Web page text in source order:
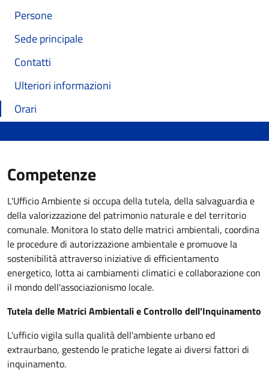
Persone
Sede principale
Contatti
Ulteriori informazioni
Orari
Competenze
L'Ufficio Ambiente si occupa della tutela, della salvaguardia e
della valorizzazione del patrimonio naturale e del territorio
comunale. Monitora lo stato delle matrici ambientali, coordina
le procedure di autorizzazione ambientale e promuove la
sostenibilità attraverso iniziative di efficientamento
energetico, lotta ai cambiamenti climatici e collaborazione con
il mondo dell'associazionismo locale.
Tutela delle Matrici Ambientali e Controllo dell'Inquinamento
L'ufficio vigila sulla qualità dell'ambiente urbano ed
extraurbano, gestendo le pratiche legate ai diversi fattori di
inquinamento.